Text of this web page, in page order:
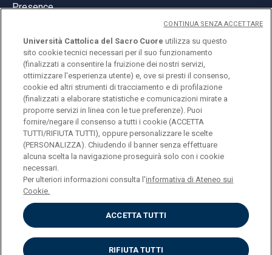
Presence
© Università Cattolica del Sacro Cuore
Largo A. Gemelli 1, 20123 Milan
PI 02133120150
ENGLISH
Privacy
Accessibilità
Cookies
Università Cattolica del Sacro Cuore utilizza su questo
sito cookie tecnici necessari per il suo funzionamento
(finalizzati a consentire la fruizione dei nostri servizi,
ottimizzare l'esperienza utente) e, ove si presti il consenso,
cookie ed altri strumenti di tracciamento e di profilazione
(finalizzati a elaborare statistiche e comunicazioni mirate a
proporre servizi in linea con le tue preferenze). Puoi
fornire/negare il consenso a tutti i cookie (ACCETTA
TUTTI/RIFIUTA TUTTI), oppure personalizzare le scelte
(PERSONALIZZA). Chiudendo il banner senza effettuare
alcuna scelta la navigazione proseguirà solo con i cookie
necessari.
Per ulteriori informazioni consulta l'informativa di Ateneo sui
Cookie.
ACCETTA TUTTI
RIFIUTA TUTTI
CONTINUA SENZA ACCETTARE